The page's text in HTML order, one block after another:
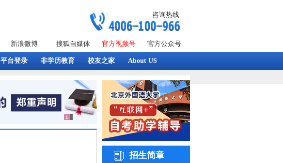
咨询热线
新浪微博 搜狐自媒体 官方视频号 官方公众号
平台登录 非学历教育 校友之家 About US
招生简章